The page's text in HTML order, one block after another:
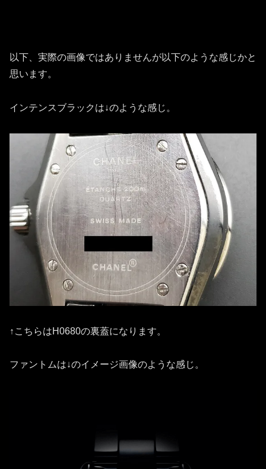
以下、実際の画像ではありませんが以下のような感じかと
思います。
インテンスブラックは↓のような感じ。
↑こちらはH0680の裏蓋になります。
ファントムは↓のイメージ画像のような感じ。